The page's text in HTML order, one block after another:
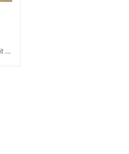
Gurie Grosu Mitropolit al Basarabiei